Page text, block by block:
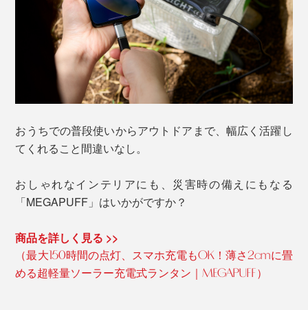
おうちでの普段使いからアウトドアまで、幅広く活躍し
てくれること間違いなし。
おしゃれなインテリアにも、災害時の備えにもなる
「MEGAPUFF」はいかがですか？
商品を詳しく見る >>
（最大150時間の点灯、スマホ充電もOK！薄さ2cmに畳
める超軽量ソーラー充電式ランタン｜MEGAPUFF）